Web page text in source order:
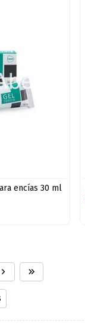
encías 30 ml